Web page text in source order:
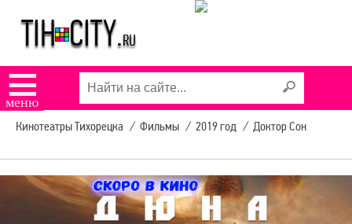
☰
меню
Кинотеатры Тихорецка / Фильмы / 2019 год / Доктор Сон